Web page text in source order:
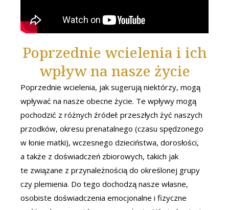
Poprzednie wcielenia i ich
wpływ na nasze życie
Poprzednie wcielenia, jak sugerują niektórzy, mogą
wpływać na nasze obecne życie. Te wpływy mogą
pochodzić z różnych źródeł: przeszłych żyć naszych
przodków, okresu prenatalnego (czasu spędzonego
w łonie matki), wczesnego dzieciństwa, dorosłości,
a także z doświadczeń zbiorowych, takich jak
te związane z przynależnością do określonej grupy
czy plemienia. Do tego dochodzą nasze własne,
osobiste doświadczenia emocjonalne i fizyczne